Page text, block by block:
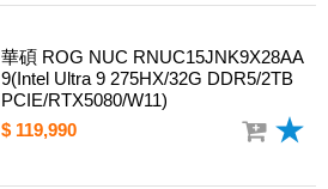
華碩 ROG NUC RNUC15JNK9X28AA
9(Intel Ultra 9 275HX/32G DDR5/2TB
PCIE/RTX5080/W11)
$ 119,990